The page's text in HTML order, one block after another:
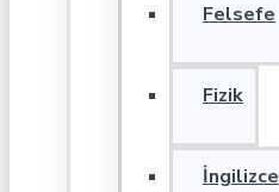
Felsefe
Fizik
İngilizce